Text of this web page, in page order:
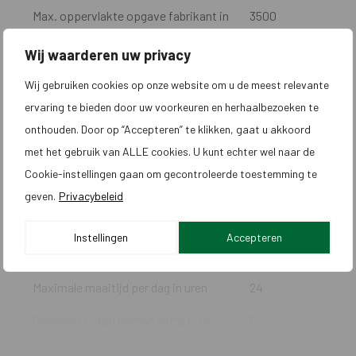
Wij waarderen uw privacy
Wij gebruiken cookies op onze website om u de meest relevante
ervaring te bieden door uw voorkeuren en herhaalbezoeken te
onthouden. Door op “Accepteren” te klikken, gaat u akkoord
met het gebruik van ALLE cookies. U kunt echter wel naar de
Cookie-instellingen gaan om gecontroleerde toestemming te
geven. Privacybeleid
Instellingen Accepteren
Max. oppervlakte opgave fabrikant in
3500
Max. oppervlakte opgave fabrikant in
48u - m² - banen
Maaipatroon
Banen
Automatische verschillende
maaipatronen mogelijk
NVT
Max. niveauverschil in werkgebied - % 70
Max. niveauverschil bij grensdraad - % 50